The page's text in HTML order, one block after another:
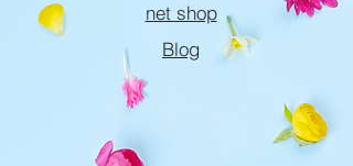
net shop
Blog